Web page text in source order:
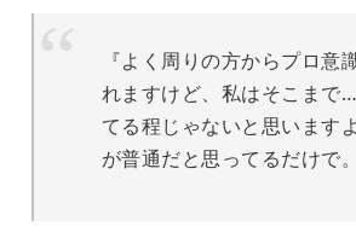
『よく周りの方からプロ意
れますけど、私はそこまで
てる程じゃないと思います
が普通だと思ってるだけで。